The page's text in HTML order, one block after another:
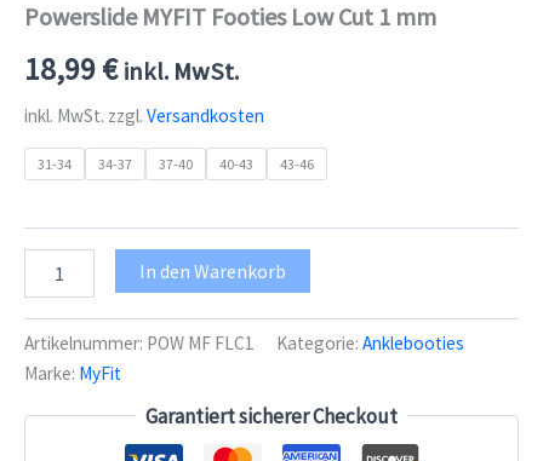
Powerslide MYFIT Footies Low Cut 1 mm
18,99€ inkl. MwSt.
inkl. MwSt. zzgl. Versandkosten
31-34 34-37 37-40 40-43 43-46
MYFIT
Low
Cut
1
In den Warenkorb
Artikelnummer: POW MF FLC1 Kategorie: Anklebooties
Marke: MyFit
Garantiert sicherer Checkout